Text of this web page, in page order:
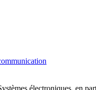
électroniques, en